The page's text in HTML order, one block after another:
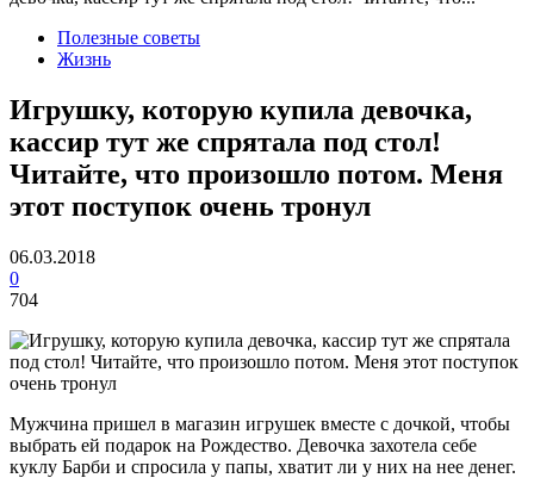
Полезные советы
Жизнь
Игрушку, которую купила девочка,
кассир тут же спрятала под стол!
Читайте, что произошло потом. Меня
этот поступок очень тронул
06.03.2018
0
704
Мужчина пришел в магазин игрушек вместе с дочкой, чтобы
выбрать ей подарок на Рождество. Девочка захотела себе
куклу Барби и спросила у папы, хватит ли у них на нее денег.